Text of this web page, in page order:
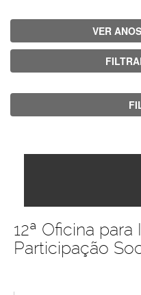
VER
12ª Oficina
Participação